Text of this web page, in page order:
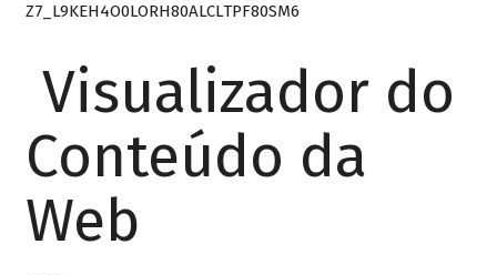
Z7_L9KEH4O0LORH80ALCLTPF80SM6
Visualizador do
Conteúdo da
Web